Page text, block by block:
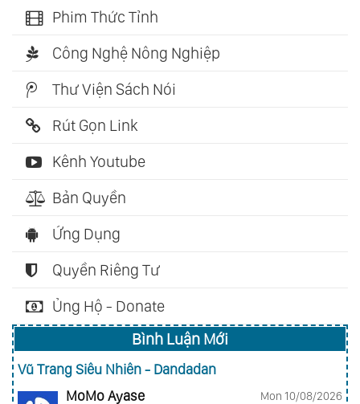
Phim Thức Tỉnh
Công Nghệ Nông Nghiệp
Thư Viện Sách Nói
Rút Gọn Link
Kênh Youtube
Bản Quyền
Ứng Dụng
Quyền Riêng Tư
Ủng Hộ - Donate
Bình Luận Mới
Vũ Trang Siêu Nhiên - Dandadan
MoMo Ayase
Mon 10/08/2026